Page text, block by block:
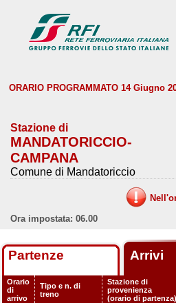
ORARIO PROGRAMMATO 14 Giugno
Stazione di
MANDATORICCIO-
CAMPANA
Comune di Mandatoriccio
Ora impostata: 06.00
Partenze Arrivi
Orario
di
arrivo
Tipo e n. di
treno
Stazione di
provenienza
(orario di partenza)